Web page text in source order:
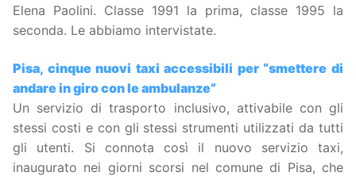
Elena Paolini. Classe 1991 la prima, classe 1995 la
seconda. Le abbiamo intervistate.
Pisa, cinque nuovi taxi accessibili per “smettere di
andare in giro con le ambulanze”
Un servizio di trasporto inclusivo, attivabile con gli
stessi costi e con gli stessi strumenti utilizzati da tutti
gli utenti. Si connota così il nuovo servizio taxi,
inaugurato nei giorni scorsi nel comune di Pisa, che